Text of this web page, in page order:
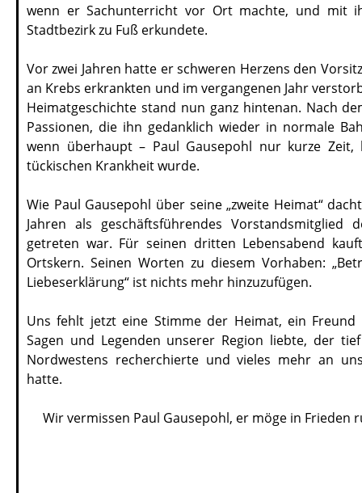
wenn er Sachunterricht vor Ort machte, und mit
Stadtbezirk zu Fuß erkundete.
Vor zwei Jahren hatte er schweren Herzens den
an Krebs erkrankten und im vergangenen Jahr
Heimatgeschichte stand nun ganz hintenan. Nach
Passionen, die ihn gedanklich wieder in normale
wenn überhaupt – Paul Gausepohl nur kurze
tückischen Krankheit wurde.
Wie Paul Gausepohl über seine „zweite Heimat“
Jahren als geschäftsführendes Vorstandsmitglied
getreten war. Für seinen dritten Lebensabend
Ortskern. Seinen Worten zu diesem Vorhaben:
Liebeserklärung“ ist nichts mehr hinzuzufügen.
Uns fehlt jetzt eine Stimme der Heimat, ein
Sagen und Legenden unserer Region liebte, der
Nordwestens recherchierte und vieles mehr an
hatte.
Wir vermissen Paul Gausepohl, er möge in Frieden